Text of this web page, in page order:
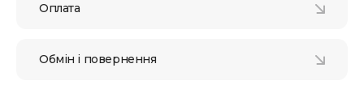
Оплата
Обмін і повернення